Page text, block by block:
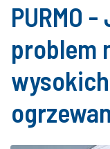
PURMO
problem